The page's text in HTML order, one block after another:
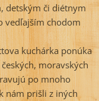
detským či diétnym
vedľajším chodom
kuchárka ponúka
moravských
po mnoho
nám prišli z iných